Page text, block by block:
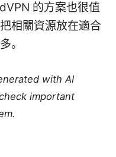
的方案也很值
相關資源放在適合
。
with AI
important